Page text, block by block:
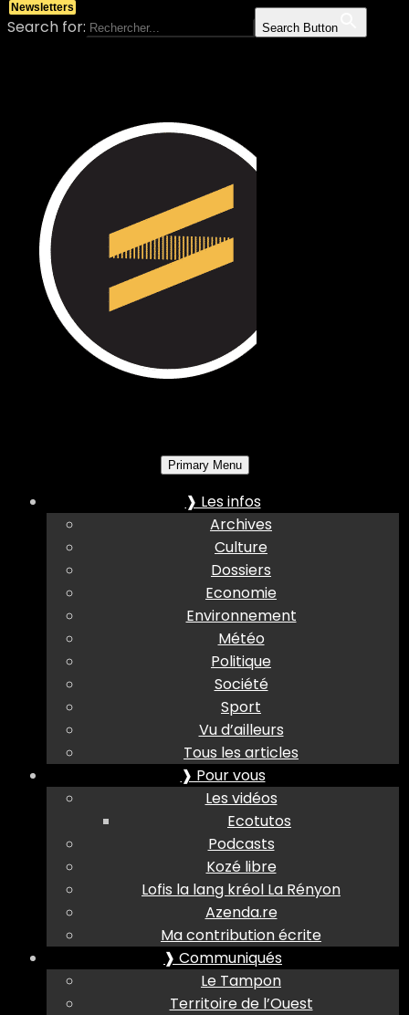
Search for: Search Button
Primary Menu
❱ Les infos
Archives
Culture
Dossiers
Economie
Environnement
Météo
Politique
Société
Sport
Vu d’ailleurs
Tous les articles
❱ Pour vous
Les vidéos
Ecotutos
Podcasts
Kozé libre
Lofis la lang kréol La Rényon
Azenda.re
Ma contribution écrite
❱ Communiqués
Le Tampon
Territoire de l’Ouest
Newsletters